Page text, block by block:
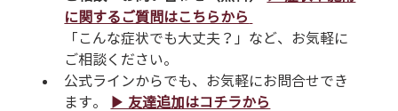
に関するご質問はこちらから
「こんな症状でも大丈夫？」など、お気軽に
ご相談ください。
公式ラインからでも、お気軽にお問合せでき
ます。
▶︎ 友達追加はコチラから